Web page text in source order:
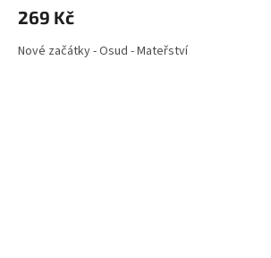
269 Kč
Nové začátky - Osud - Mateřství